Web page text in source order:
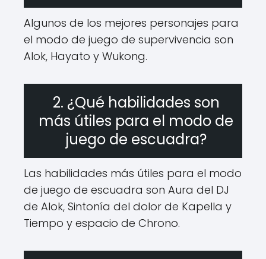
Algunos de los mejores personajes para
el modo de juego de supervivencia son
Alok, Hayato y Wukong.
2. ¿Qué habilidades son
más útiles para el modo de
juego de escuadra?
Las habilidades más útiles para el modo
de juego de escuadra son Aura del DJ
de Alok, Sintonía del dolor de Kapella y
Tiempo y espacio de Chrono.